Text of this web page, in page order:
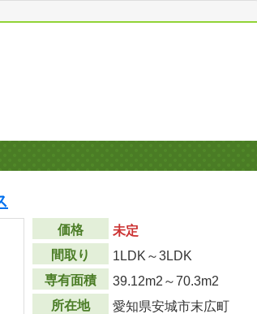
価格
未定
間取り
1LDK～3LDK
専有面積
39.12m2 ～70.3m2
所在地
愛知県安城市末広町